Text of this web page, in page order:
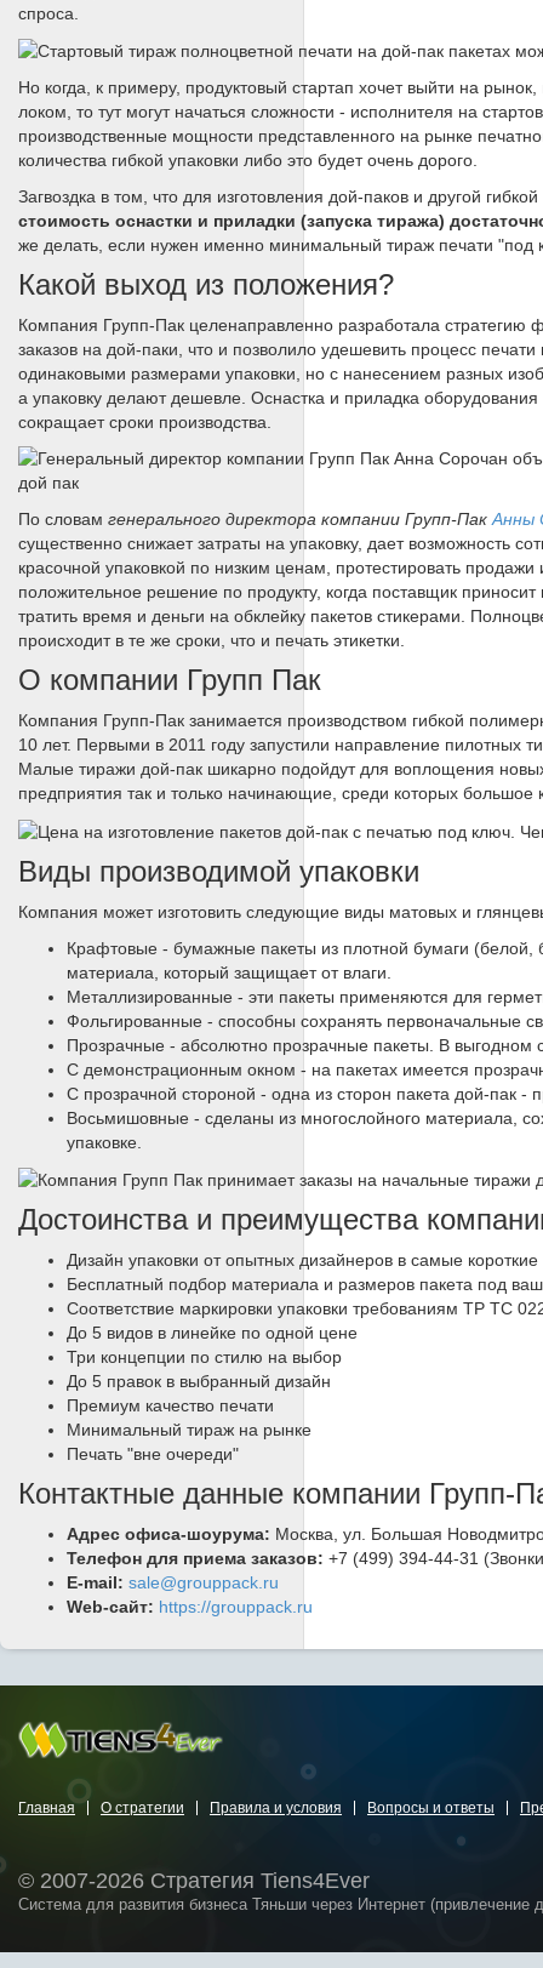
спроса.
Но когда, к примеру, продуктовый стартап хочет выйти на
локом, то тут могут начаться сложности - исполнителя на
производственные мощности представленного на рынке
количества гибкой упаковки либо это будет очень дорого.
Загвоздка в том, что для изготовления дой-паков и другой
стоимость оснастки и приладки (запуска тиража)
же делать, если нужен именно минимальный тираж печати "под
Какой выход из положения?
Компания Групп-Пак целенаправленно разработала
заказов на дой-паки, что и позволило удешевить процесс
одинаковыми размерами упаковки, но с нанесением разных
а упаковку делают дешевле. Оснастка и приладка
сокращает сроки производства.
По словам генерального директора компании Групп-ПакАнны
существенно снижает затраты на упаковку, дает возможность
красочной упаковкой по низким ценам, протестировать
положительное решение по продукту, когда поставщик
тратить время и деньги на обклейку пакетов стикерами.
происходит в те же сроки, что и печать этикетки.
О компании Групп Пак
Компания Групп-Пак занимается производством гибкой
10 лет. Первыми в 2011 году запустили направление пилотных
Малые тиражи дой-пак шикарно подойдут для воплощения
предприятия так и только начинающие, среди которых большое
Виды производимой упаковки
Компания может изготовить следующие виды матовых и
Крафтовые - бумажные пакеты из плотной бумаги (белой,
материала, который защищает от влаги.
Металлизированные - эти пакеты применяются для
Фольгированные - способны сохранять первоначальные
Прозрачные - абсолютно прозрачные пакеты. В выгодном
С демонстрационным окном - на пакетах имеется
C прозрачной стороной - одна из сторон пакета дой-пак -
Восьмишовные - сделаны из многослойного материала,
упаковке.
Достоинства и преимущества
Дизайн упаковки от опытных дизайнеров в самые короткие
Бесплатный подбор материала и размеров пакета под ваш
Соответствие маркировки упаковки требованиям ТР ТС
До 5 видов в линейке по одной цене
Три концепции по стилю на выбор
До 5 правок в выбранный дизайн
Премиум качество печати
Минимальный тираж на рынке
Печать "вне очереди"
Контактные данные компании Групп-
Адрес офиса-шоурума: Москва, ул. Большая
Телефон для приема заказов: +7 (499) 394-44-31
E-mail: sale@grouppack.ru
Web-сайт: https://grouppack.ru
Главная О стратегии Правила и условия Вопросы и ответы
© 2007-2026 Стратегия Tiens4Ever
Система для развития бизнеса Тяньши через Интернет (привлечение